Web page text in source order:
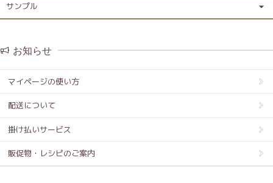
サンプル
お知らせ
マイページの使い方
配送について
掛け払いサービス
販促物・レシピのご案内